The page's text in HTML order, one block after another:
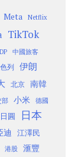
Meta Netflix
TikTok
中國旅客
列 伊朗
北京
南韓
部 小米 德國
日圓 日本
迪 江澤民
港股 滙豐